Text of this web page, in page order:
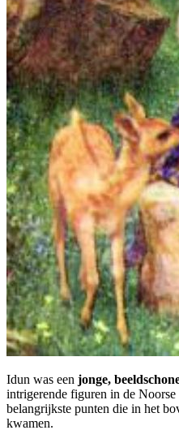
Idun was een jonge,
intrigerende figuren in de
belangrijkste punten die in het
kwamen.